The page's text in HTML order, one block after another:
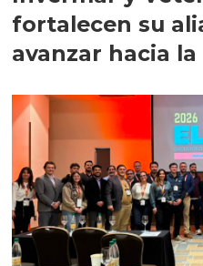
fortalecen su
avanzar hacia